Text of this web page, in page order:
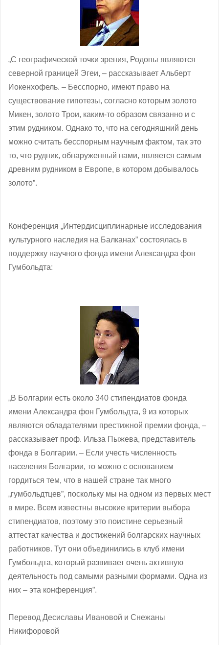
„С географической точки зрения, Родопы являются
северной границей Эгеи, – рассказывает Альберт
Иокенхофель. – Бесспорно, имеют право на
существование гипотезы, согласно которым золото
Микен, золото Трои, каким-то образом связанно и с
этим рудником. Однако то, что на сегодняшний день
можно считать бесспорным научным фактом, так это
то, что рудник, обнаруженный нами, является самым
древним рудником в Европе, в котором добывалось
золото”.
Конференция „Интердисциплинарные исследования
культурного наследия на Балканах” состоялась в
поддержку научного фонда имени Александра фон
Гумбольдта:
„В Болгарии есть около 340 стипендиатов фонда
имени Александра фон Гумбольдта, 9 из которых
являются обладателями престижной премии фонда, –
рассказывает проф. Ильза Пыжева, представитель
фонда в Болгарии. – Если учесть численность
населения Болгарии, то можно с основанием
гордиться тем, что в нашей стране так много
„гумбольдтцев”, поскольку мы на одном из первых мест
в мире. Всем известны высокие критерии выбора
стипендиатов, поэтому это поистине серьезный
аттестат качества и достижений болгарских научных
работников. Тут они объединились в клуб имени
Гумбольдта, который развивает очень активную
деятельность под самыми разными формами. Одна из
них – эта конференция”.
Перевод Десиславы Ивановой и Снежаны
Никифоровой